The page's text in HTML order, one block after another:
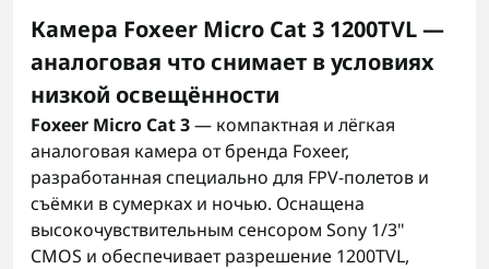
Камера Foxeer Micro Cat 3 1200TVL —
аналоговая что снимает в условиях
низкой освещённости
Foxeer Micro Cat 3— компактная и лёгкая
аналоговая камера от бренда Foxeer,
разработанная специально для FPV-полетов и
съёмки в сумерках и ночью. Оснащена
высокочувствительным сенсором Sony 1/3"
CMOS и обеспечивает разрешение 1200TVL,